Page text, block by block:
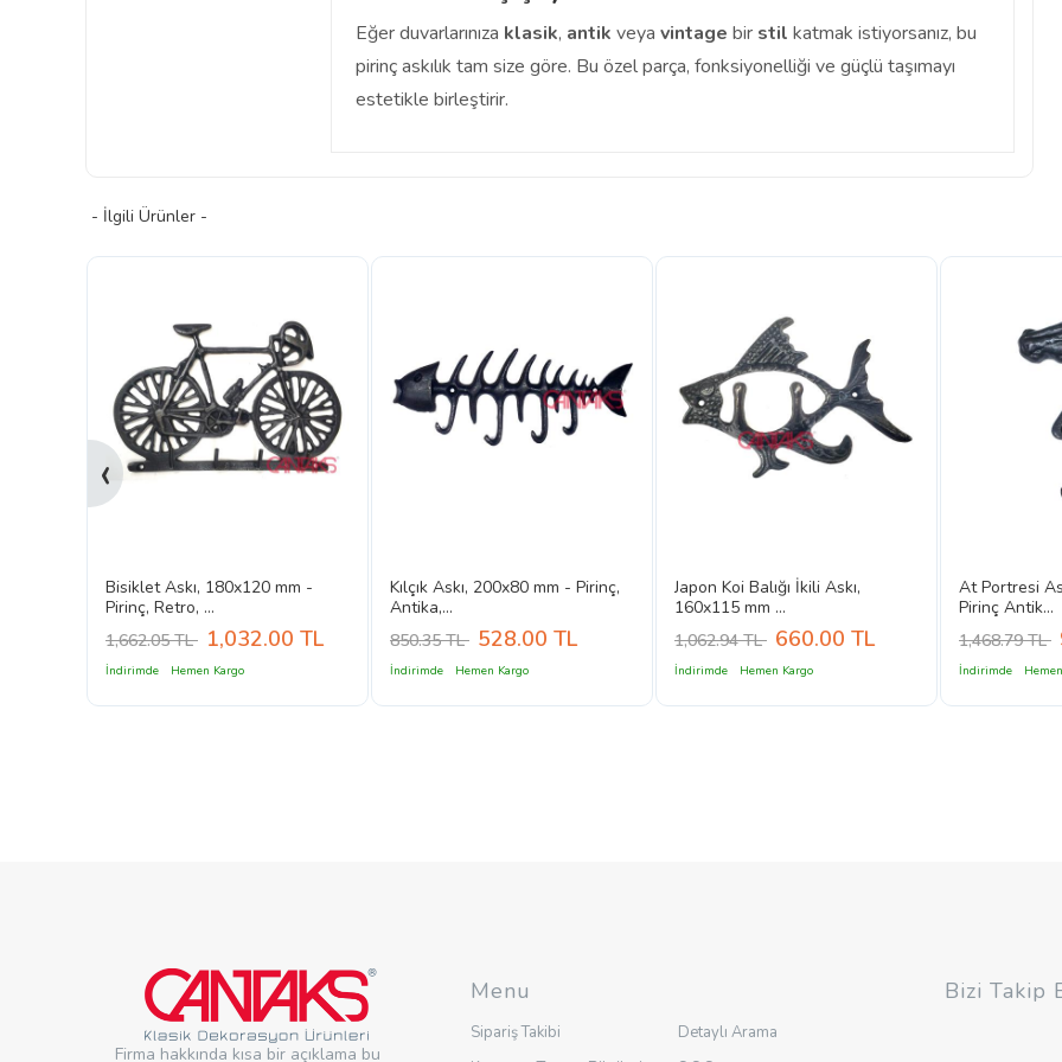
Eğer duvarlarınıza klasik, antik veya vintage bir stil katmak istiyorsanız, bu
pirinç askılık tam size göre. Bu özel parça, fonksiyonelliği ve güçlü taşımayı
estetikle birleştirir.
- İlgili Ürünler -
Bisiklet Askı, 180x120 mm -
Pirinç, Retro, ...
1,662.05 TL 1,032.00 TL
İndirimde Hemen Kargo
Kılçık Askı, 200x80 mm - Pirinç,
Antika,...
850.35 TL 528.00 TL
İndirimde Hemen Kargo
Japon Koi Balığı İkili Askı,
160x115 mm ...
1,062.94 TL 660.00 TL
İndirimde Hemen Kargo
At Portresi
Pirinç Antik...
1,468.79 TL
İndirimde
‹
Firma hakkında kısa bir açıklama bu
Menu
Sipariş Takibi
Detaylı Arama
Bizi Takip